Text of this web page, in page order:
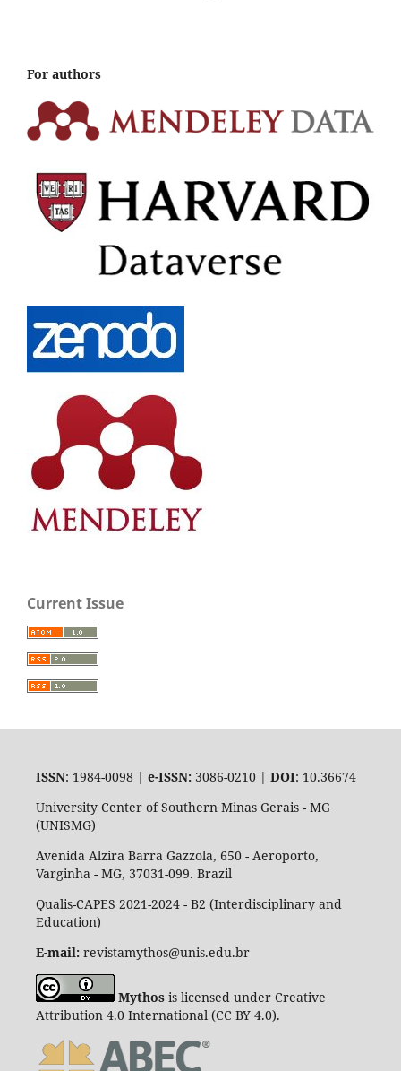
For authors
Current Issue
ISSN: 1984-0098 | e-ISSN:3086-0210 | DOI: 10.36674
University Center of Southern Minas Gerais - MG
(UNISMG)
Avenida Alzira Barra Gazzola, 650 - Aeroporto,
Varginha - MG, 37031-099. Brazil
Qualis-CAPES 2021-2024 - B2 (Interdisciplinary and
Education)
E-mail:revistamythos@unis.edu.br
Mythosis licensed under Creative
Attribution 4.0 International (CC BY 4.0).